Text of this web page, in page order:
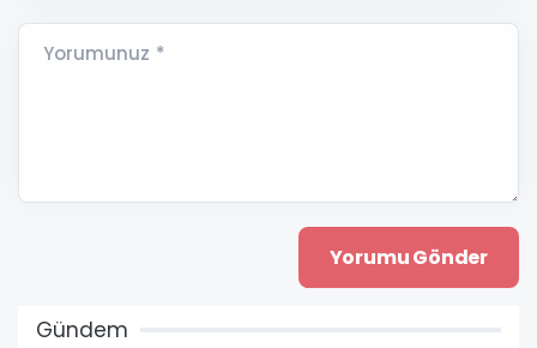
Yorumunuz *
Gündem